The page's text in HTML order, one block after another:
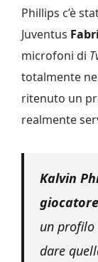
Phillips c’è
Juventus
microfoni di
totalmente
ritenuto un
realmente
Kalvin
un profilo
dare